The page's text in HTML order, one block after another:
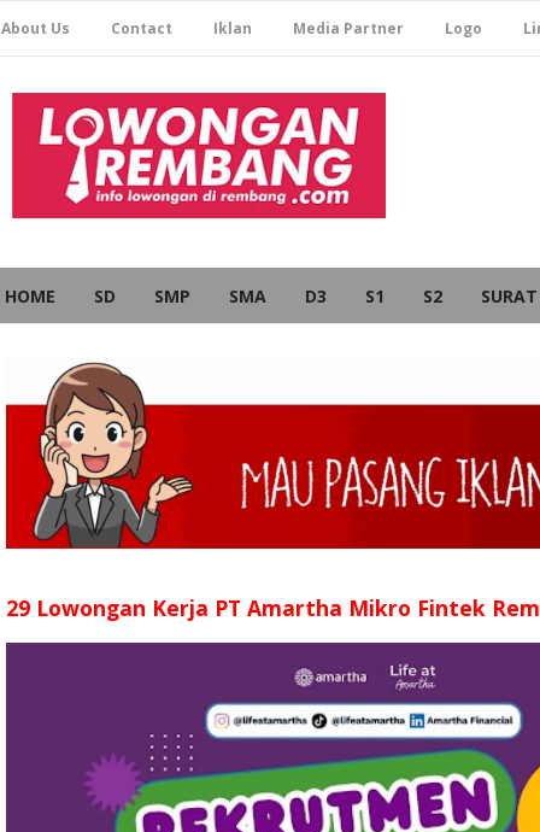
About Us Contact Iklan Media Partner Logo
HOME SD SMP SMA D3 S1 S2
29 Lowongan Kerja PT Amartha Mikro Fintek